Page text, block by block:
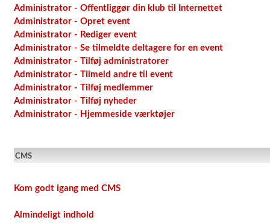
Administrator - Offentliggør din klub til Internettet
Administrator - Opret event
Administrator - Rediger event
Administrator - Se tilmeldte deltagere for en event
Administrator - Tilføj administratorer
Administrator - Tilmeld andre til event
Administrator - Tilføj medlemmer
Administrator - Tilføj nyheder
Administrator - Hjemmeside værktøjer
CMS
Kom godt igang med CMS
Almindeligt indhold